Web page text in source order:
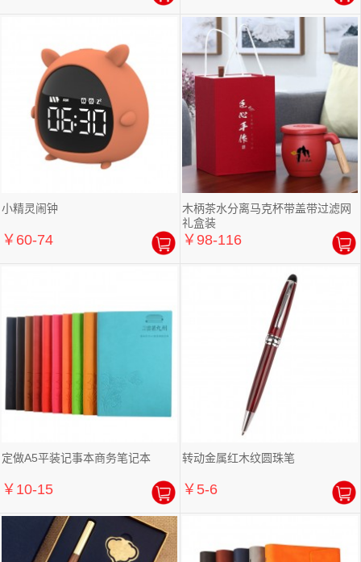
小精灵闹钟
￥60-74
木柄茶水分离马克杯带盖带过滤网
礼盒装
￥98-116
定做A5平装记事本商务笔记本
￥10-15
转动金属红木纹圆珠笔
￥5-6